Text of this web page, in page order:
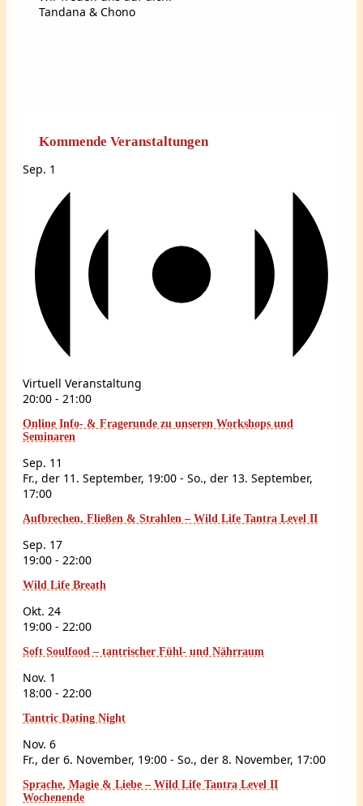
Tandana & Chono
Kommende Veranstaltungen
Sep. 1
Virtuell Veranstaltung
20:00 - 21:00
Online Info- & Fragerunde zu unseren Workshops und
Seminaren
Sep. 11
Fr., der 11. September, 19:00 - So., der 13. September,
17:00
Aufbrechen, Fließen & Strahlen – Wild Life Tantra Level II
Sep. 17
19:00 - 22:00
Wild Life Breath
Okt. 24
19:00 - 22:00
Soft Soulfood – tantrischer Fühl- und Nährraum
Nov. 1
18:00 - 22:00
Tantric Dating Night
Nov. 6
Fr., der 6. November, 19:00 - So., der 8. November, 17:00
Sprache, Magie & Liebe – Wild Life Tantra Level II
Wochenende